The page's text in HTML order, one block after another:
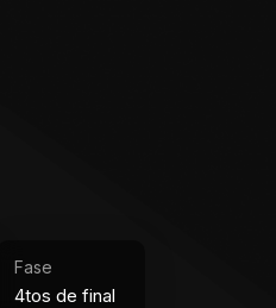
Fase
4tos de final